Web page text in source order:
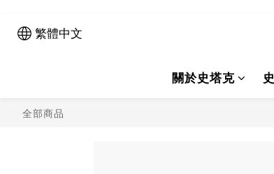
繁體中文
關於史塔克
全部商品